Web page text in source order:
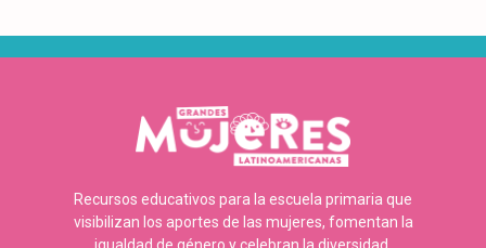
Recursos educativos para la escuela primaria que
visibilizan los aportes de las mujeres, fomentan la
igualdad de género y celebran la diversidad.